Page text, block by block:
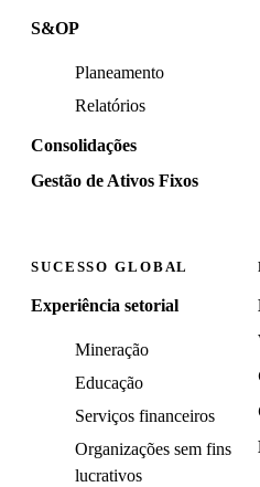
S&OP
Planeamento
Relatórios
Consolidações
Gestão de Ativos Fixos
SUCESSO GLOBAL
Experiência setorial
Mineração
Educação
Serviços financeiros
Organizações sem fins
lucrativos